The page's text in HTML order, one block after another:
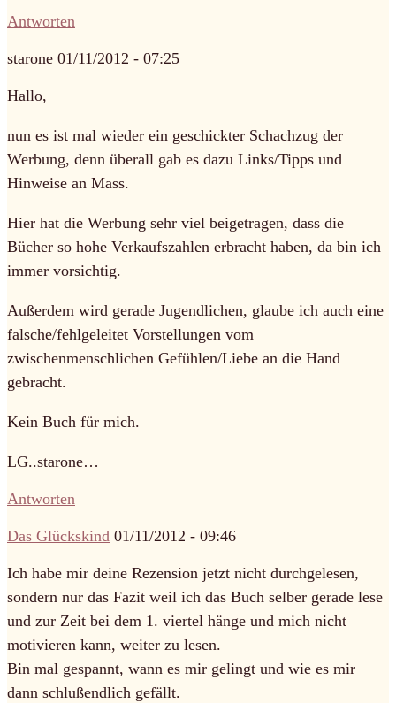
Antworten
starone 01/11/2012 - 07:25
Hallo,
nun es ist mal wieder ein geschickter Schachzug der
Werbung, denn überall gab es dazu Links/Tipps und
Hinweise an Mass.
Hier hat die Werbung sehr viel beigetragen, dass die
Bücher so hohe Verkaufszahlen erbracht haben, da bin ich
immer vorsichtig.
Außerdem wird gerade Jugendlichen, glaube ich auch eine
falsche/fehlgeleitet Vorstellungen vom
zwischenmenschlichen Gefühlen/Liebe an die Hand
gebracht.
Kein Buch für mich.
LG..starone…
Antworten
Das Glückskind 01/11/2012 - 09:46
Ich habe mir deine Rezension jetzt nicht durchgelesen,
sondern nur das Fazit weil ich das Buch selber gerade lese
und zur Zeit bei dem 1. viertel hänge und mich nicht
motivieren kann, weiter zu lesen.
Bin mal gespannt, wann es mir gelingt und wie es mir
dann schlußendlich gefällt.